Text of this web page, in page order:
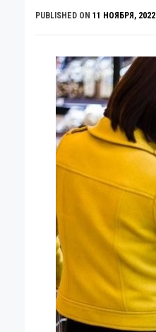
PUBLISHED ON 11 НОЯБРЯ, 2022